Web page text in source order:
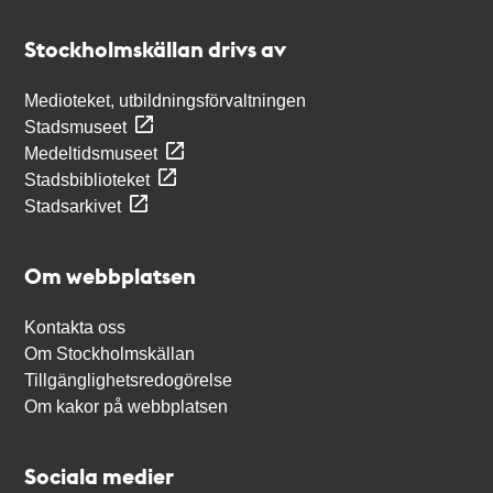
Stockholmskällan drivs av
Medioteket, utbildningsförvaltningen
Stadsmuseet
Medeltidsmuseet
Stadsbiblioteket
Stadsarkivet
Om webbplatsen
Kontakta oss
Om Stockholmskällan
Tillgänglighetsredogörelse
Om kakor på webbplatsen
Sociala medier